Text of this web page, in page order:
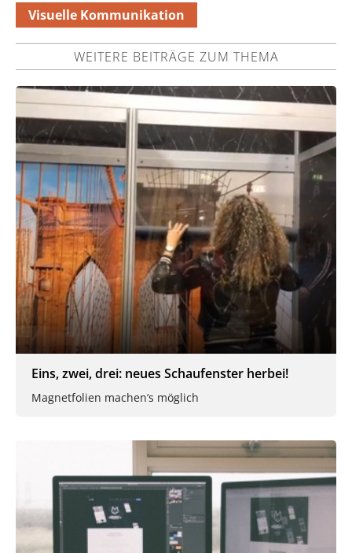
Visuelle Kommunikation
WEITERE BEITRÄGE ZUM THEMA
Eins, zwei, drei: neues Schaufenster herbei!
Magnetfolien machen’s möglich